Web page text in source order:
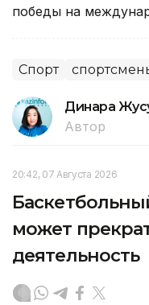
победы на
Спорт
Динара
Автор
20:42, 07 Августа 2026
может
деятельность